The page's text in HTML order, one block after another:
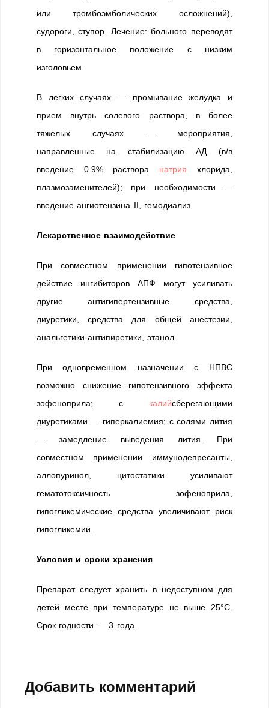
или тромбоэмболических осложнений),
судороги, ступор. Лечение: больного переводят
в горизонтальное положение с низким
изголовьем.
В легких случаях — промывание желудка и
прием внутрь солевого раствора, в более
тяжелых случаях — мероприятия,
направленные на стабилизацию АД (в/в
введение 0.9% раствора натрия хлорида,
плазмозаменителей); при необходимости —
введение ангиотензина II, гемодиализ.
Лекарственное взаимодействие
При совместном применении гипотензивное
действие ингибиторов АПФ могут усиливать
другие антигипертензивные средства,
диуретики, средства для общей анестезии,
анальгетики-антипиретики, этанол.
При одновременном назначении с НПВС
возможно снижение гипотензивного эффекта
зофеноприла; с калийсберегающими
диуретиками — гиперкалиемия; с солями лития
— замедление выведения лития. При
совместном применении иммунодепресанты,
аллопуринол, цитостатики усиливают
гематотоксичность зофеноприла,
гипогликемические средства увеличивают риск
гипогликемии.
Условия и сроки хранения
Препарат следует хранить в недоступном для
детей месте при температуре не выше 25°С.
Срок годности — 3 года.
Добавить комментарий